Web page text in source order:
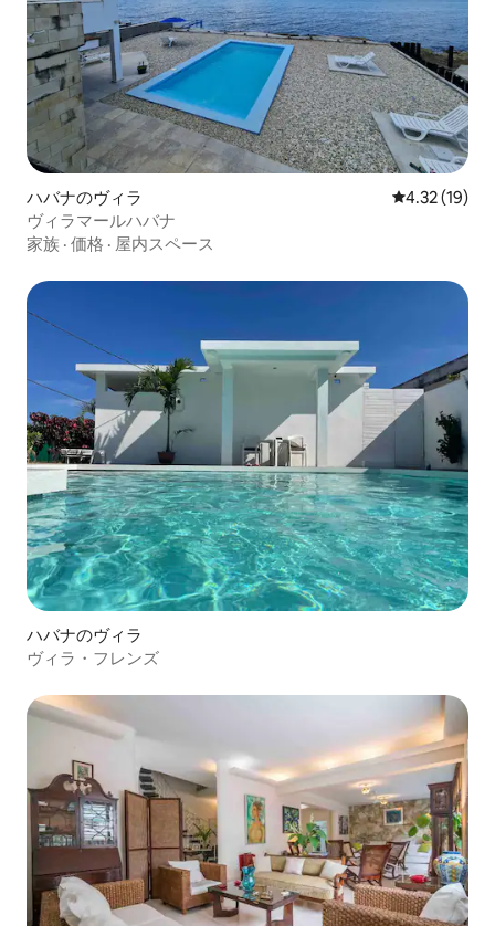
ハバナのヴィラ レビュー19
4.32 (19)
ヴィラマールハバナ
家族 · 価格 · 屋内スペース
ハバナのヴィラ
ヴィラ・フレンズ